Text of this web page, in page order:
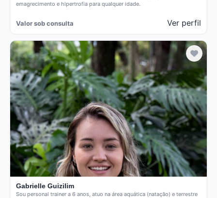
emagrecimento e hipertrofia para qualquer idade.
Valor sob consulta Ver perfil
Gabrielle Guizilim
Sou personal trainer a 6 anos, atuo na área aquática (natação) e terrestre